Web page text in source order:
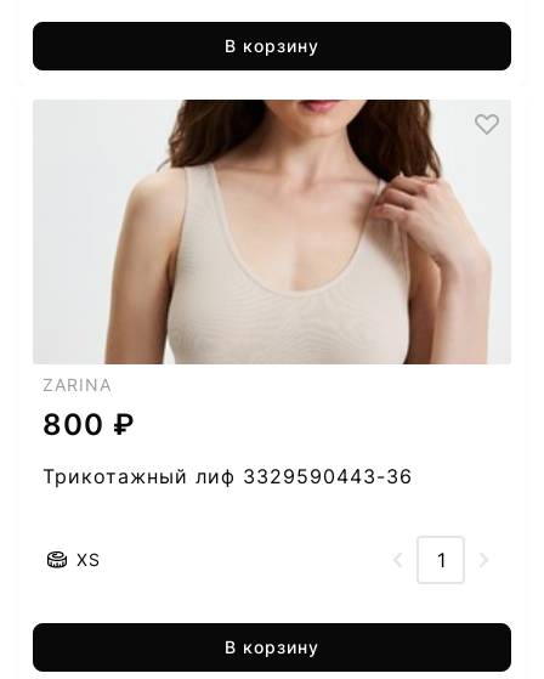
В корзину
ZARINA
800 ₽
Трикотажный лиф 3329590443-36
XS
В корзину